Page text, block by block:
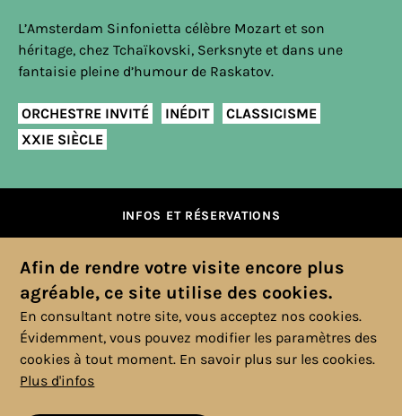
L’Amsterdam Sinfonietta célèbre Mozart et son
héritage, chez Tchaïkovski, Serksnyte et dans une
fantaisie pleine d’humour de Raskatov.
ORCHESTRE INVITÉ INÉDIT
CLASSICISME
XXIE SIÈCLE
INFOS ET RÉSERVATIONS
Afin de rendre votre visite encore plus
agréable, ce site utilise des cookies.
En consultant notre site, vous acceptez nos cookies.
Évidemment, vous pouvez modifier les paramètres des
cookies à tout moment. En savoir plus sur les cookies.
Plus d'infos